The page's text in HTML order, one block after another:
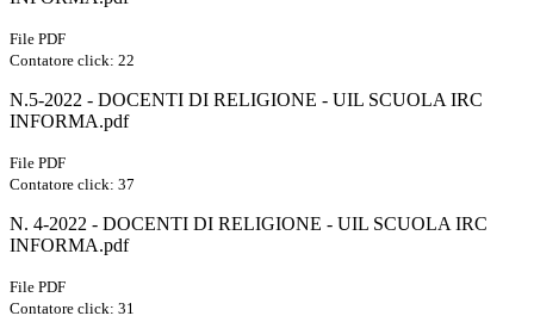
File PDF
Contatore click: 22
N.5-2022 - DOCENTI DI RELIGIONE - UIL SCUOLA IRC
INFORMA.pdf
File PDF
Contatore click: 37
N. 4-2022 - DOCENTI DI RELIGIONE - UIL SCUOLA IRC
INFORMA.pdf
File PDF
Contatore click: 31